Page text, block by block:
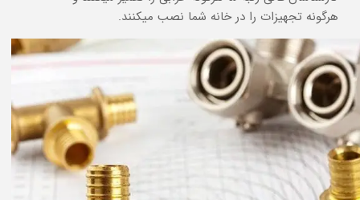
هرگونه تجهیزات را در خانه شما نصب میکنند.